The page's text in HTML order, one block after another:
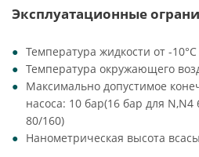
Эксплуатационные
Температура жидкости от -10°C
Температура окружающего
Максимально допустимое
насоса: 10 бар(16 бар для
80/160)
Нанометрическая высота